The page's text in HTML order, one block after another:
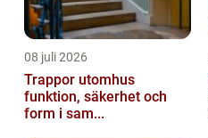
08 juli 2026
Trappor utomhus
funktion, säkerhet och
form i sam...